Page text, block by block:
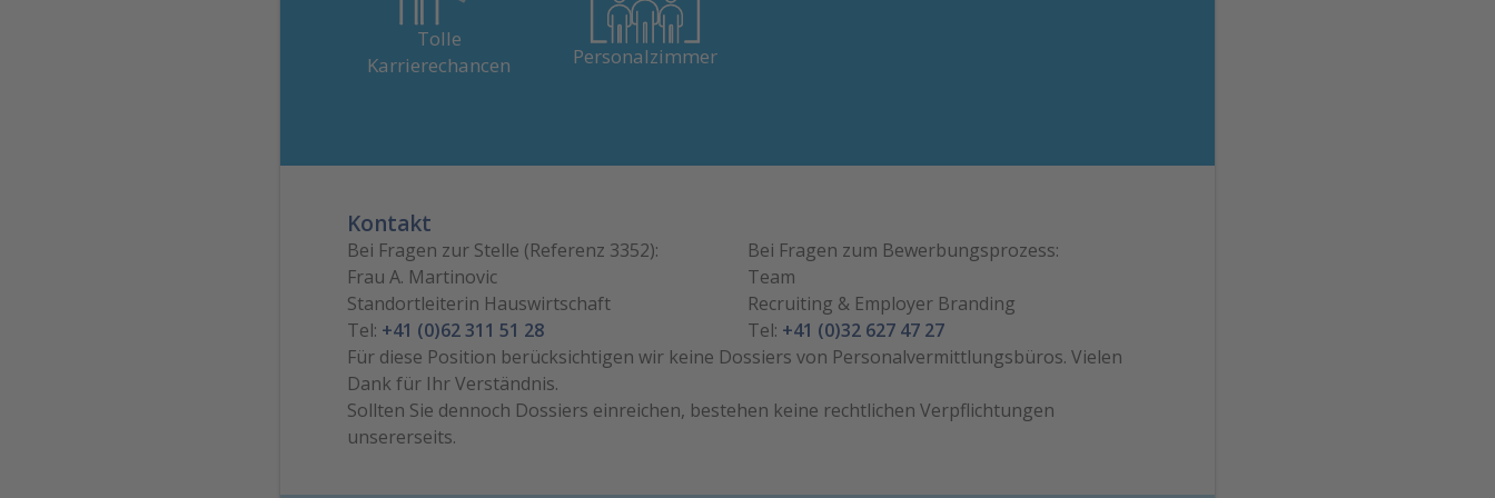
Tolle
Karrierechancen
Karriere im
Gesundheitswesen.
Personalzimmer
In Solothurn, Olten &
Dornach – je nach
Verfügbarkeit.
Kontakt
Bei Fragen zur Stelle (Referenz 3352):
Frau A. Martinovic
Standortleiterin Hauswirtschaft
Tel: +41 (0)62 311 51 28
Bei Fragen zum Bewerbungsprozess:
Team
Recruiting & Employer Branding
Tel: +41 (0)32 627 47 27
Für diese Position berücksichtigen wir keine Dossiers von Personalvermittlungsbüros. Vielen
Dank für Ihr Verständnis.
Sollten Sie dennoch Dossiers einreichen, bestehen keine rechtlichen Verpflichtungen
unsererseits.